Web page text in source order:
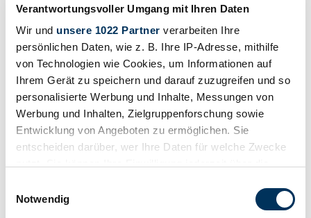
Verantwortungsvoller Umgang mit Ihren Daten
Wir und unsere 1022 Partner verarbeiten Ihre
persönlichen Daten, wie z. B. Ihre IP-Adresse, mithilfe
von Technologien wie Cookies, um Informationen auf
Ihrem Gerät zu speichern und darauf zuzugreifen und so
personalisierte Werbung und Inhalte, Messungen von
Werbung und Inhalten, Zielgruppenforschung sowie
Entwicklung von Angeboten zu ermöglichen. Sie
entscheiden darüber, wer Ihre Daten für welche Zwecke
Trigger Symbol ändern oder widerrufen
Notwendig